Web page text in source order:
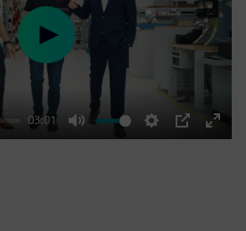
03:01
Mute Settings
PIP
Enter
Play